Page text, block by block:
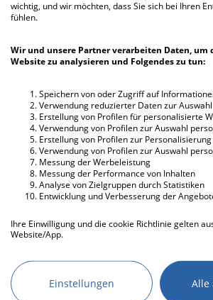
wichtig, und wir möchten, dass Sie sich bei Ihren
fühlen.
Wir und unsere Partner verarbeiten Daten, um
Website zu analysieren und Folgendes zu tun:
Speichern von oder Zugriff auf
Verwendung reduzierter Daten zur
Erstellung von Profilen für personalisierte
Verwendung von Profilen zur Auswahl
Erstellung von Profilen zur
Verwendung von Profilen zur Auswahl
Messung der Werbeleistung
Messung der Performance von Inhalten
Analyse von Zielgruppen durch Statistiken
Entwicklung und Verbesserung der
Ihre Einwilligung und die cookie Richtlinie gelten
Website/App.
Wir nutzen Ihre Daten für folgende Zwecke:
IAB-Verarbeitungszwecke:
Einstellungen Alle
Eigener Haushalt co
Alkohol co
Ellabella hat bisher noch keine
Interessen in ihrem Profil hinterlegt.
Ellabella hat lei­der bis­her kei­ne
wort­et.